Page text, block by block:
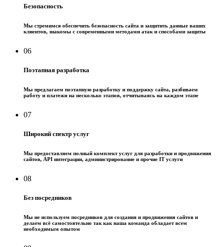
Безопасность
Мы стремимся обеспечить безопасность сайта и защитить данные ваших
клиентов, знакомы с современными методами атак и способами защиты
06
Поэтапная разработка
Мы предлагаем поэтапную разработку и поддержку сайта, разбиваем
работу и платежи на несколько этапов, отчитываясь на каждом этапе
07
Широкий спектр услуг
Мы предоставляем полный комплект услуг для разработки и продвижения
сайтов, API интеграции, администрирование и прочие IT услуги
08
Без посредников
Мы не используем посредников для создания и продвижения сайтов и
делаем всё самостоятельно так как наша команда обладает всем
необходимым опытом